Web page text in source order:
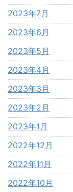
2023年7月
2023年6月
2023年5月
2023年4月
2023年3月
2023年2月
2023年1月
2022年12月
2022年11月
2022年10月